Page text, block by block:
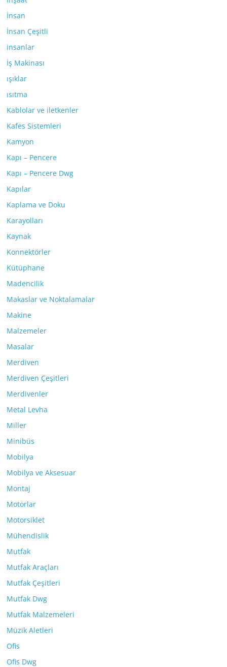
İnsan
İnsan Çeşitli
insanlar
İş Makinası
ışıklar
ısıtma
Kablolar ve iletkenler
Kafes Sistemleri
Kamyon
Kapı – Pencere
Kapı – Pencere Dwg
Kapılar
Kaplama ve Doku
Karayolları
Kaynak
Konnektörler
Kütüphane
Madencilik
Makaslar ve Noktalamalar
Makine
Malzemeler
Masalar
Merdiven
Merdiven Çeşitleri
Merdivenler
Metal Levha
Miller
Minibüs
Mobilya
Mobilya ve Aksesuar
Montaj
Motorlar
Motorsiklet
Mühendislik
Mutfak
Mutfak Araçları
Mutfak Çeşitleri
Mutfak Dwg
Mutfak Malzemeleri
Müzik Aletleri
Ofis
Ofis Dwg